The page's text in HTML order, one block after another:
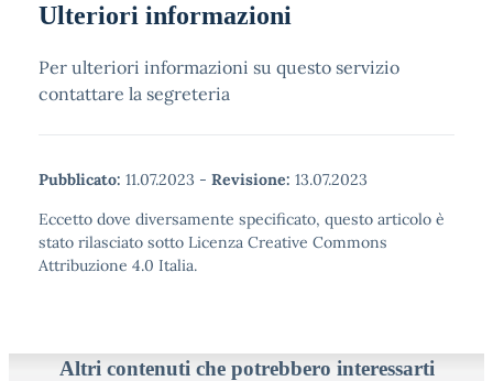
Ulteriori informazioni
Per ulteriori informazioni su questo servizio
contattare la segreteria
Pubblicato: 11.07.2023 - Revisione: 13.07.2023
Eccetto dove diversamente specificato, questo articolo è
stato rilasciato sotto Licenza Creative Commons
Attribuzione 4.0 Italia.
Altri contenuti che potrebbero interessarti